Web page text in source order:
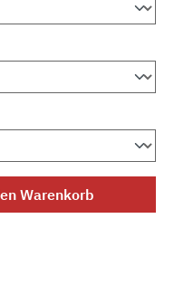
gewünschten
Warenkorb